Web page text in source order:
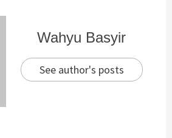
Wahyu Basyir
See author's posts